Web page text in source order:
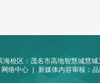
海校区：茂名市高地智慧城慧城
网络中心 | 新媒体内容审核：